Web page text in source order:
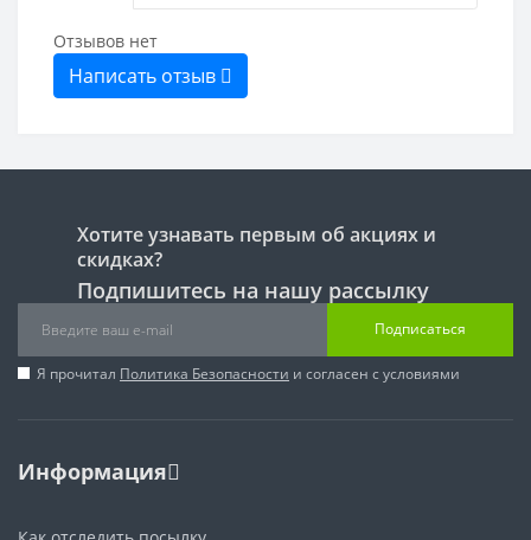
Отзывов нет
Написать отзыв
Хотите узнавать первым об акциях и
скидках?
Подпишитесь на нашу рассылку
Подписаться
Я прочитал Политика Безопасности и согласен с условиями
Информация